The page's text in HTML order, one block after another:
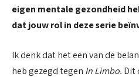
eigen mentale gezondheid
dat jouw rol in deze serie
Ik denk dat het een van de
heb gezegd tegen In Limbo. Dit